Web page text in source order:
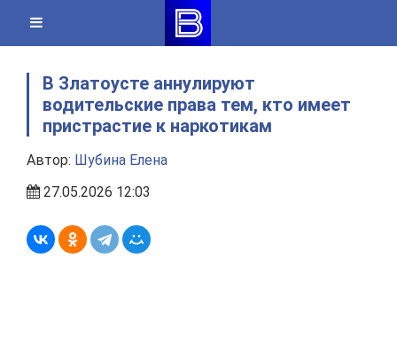
content
В Златоусте аннулируют
водительские права тем, кто имеет
пристрастие к наркотикам
Автор: Шубина Елена
27.05.2026 12:03